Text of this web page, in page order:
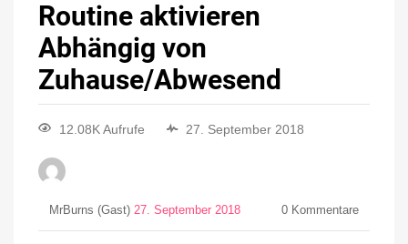
Routine aktivieren
Abhängig von
Zuhause/Abwesend
12.08K Aufrufe 27. September 2018
MrBurns (Gast) 27. September 2018 0 Kommentare